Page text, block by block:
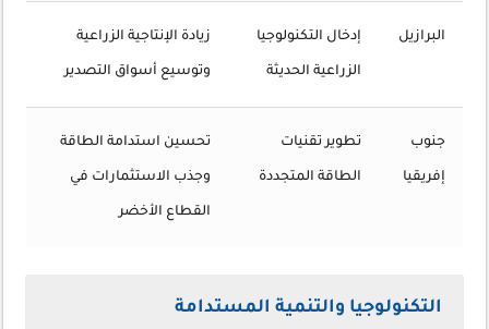
البرازيل إدخال التكنولوجيا
الزراعية الحديثة
زيادة الإنتاجية الزراعية
وتوسيع أسواق التصدير
جنوب
إفريقيا
تطوير تقنيات
الطاقة المتجددة
تحسين استدامة الطاقة
وجذب الاستثمارات في
القطاع الأخضر
التكنولوجيا والتنمية المستدامة